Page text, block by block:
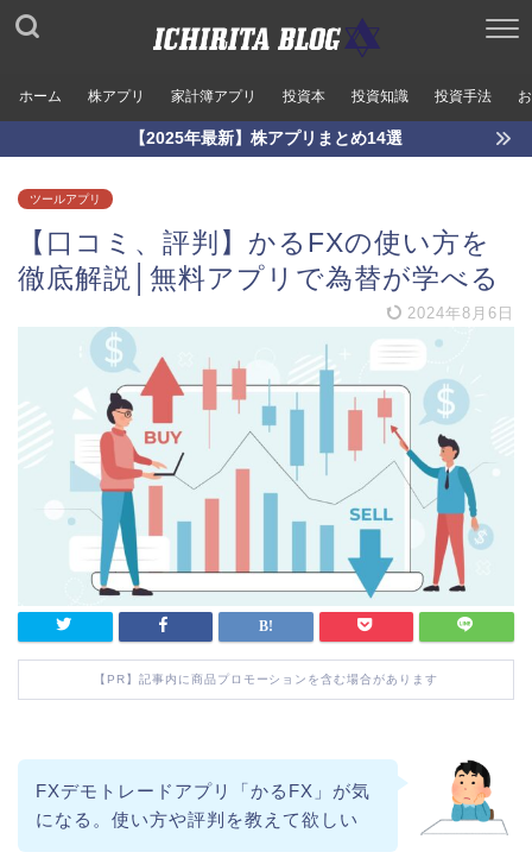
ホーム 株アプリ 家計簿アプリ 投資本 投資知識 投資手法
【2025年最新】株アプリまとめ14選
ツールアプリ
【口コミ、評判】かるFXの使い方を
徹底解説│無料アプリで為替が学べる
2024年8月6日
【PR】記事内に商品プロモーションを含む場合があります
FXデモトレードアプリ「かるFX」が気
になる。使い方や評判を教えて欲しい